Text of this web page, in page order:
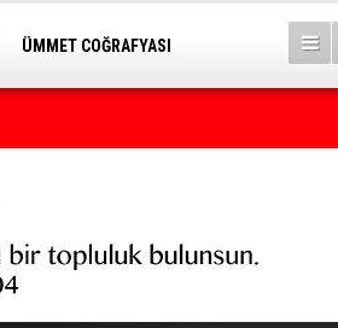
ÜMMET COĞRAFYASI